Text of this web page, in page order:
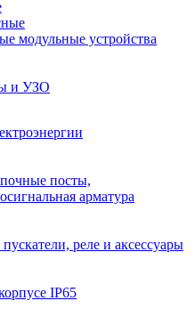
модульные устройства
и УЗО
посты,
арматура
реле и аксессуары
IP65